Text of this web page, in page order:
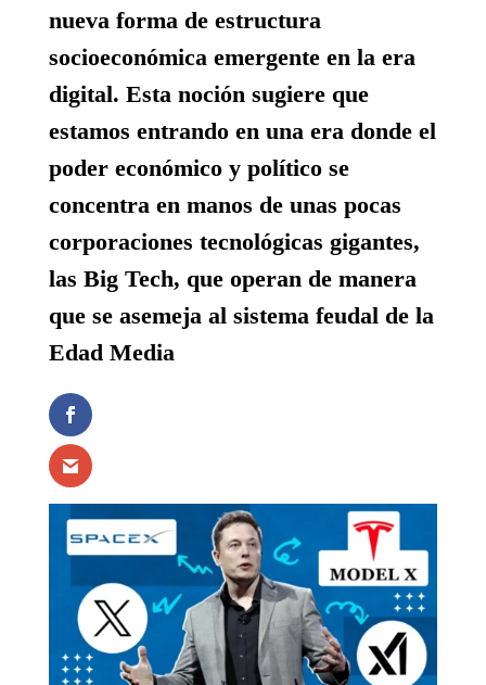
nueva forma de estructura
socioeconómica emergente en la era
digital. Esta noción sugiere que
estamos entrando en una era donde el
poder económico y político se
concentra en manos de unas pocas
corporaciones tecnológicas gigantes,
las Big Tech, que operan de manera
que se asemeja al sistema feudal de la
Edad Media